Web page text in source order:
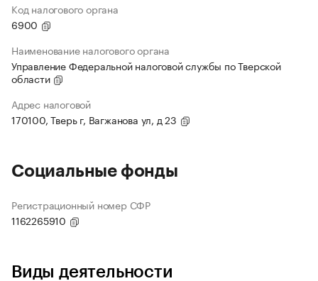
Код налогового органа
6900
Наименование налогового органа
Управление Федеральной налоговой службы по Тверской
области
Адрес налоговой
170100, Тверь г, Вагжанова ул, д 23
Социальные фонды
Регистрационный номер СФР
1162265910
Виды деятельности